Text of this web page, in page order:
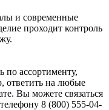
и современные
проходит контроль
по ассортименту,
ответить на любые
Вы можете связаться
8 (800) 555-04-